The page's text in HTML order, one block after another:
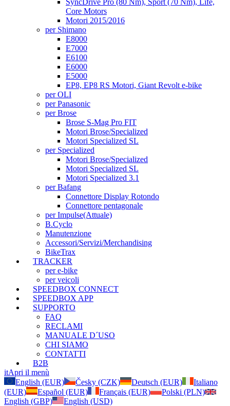
SyncDrive Pro (80 Nm), Sport (70 Nm), Life,
Core Motors
Motori 2015/2016
per Shimano
E8000
E7000
E6100
E6000
E5000
EP8, EP8 RS Motori, Giant Revolt e-bike
per OLI
per Panasonic
per Brose
Brose S-Mag Pro FIT
Motori Brose/Specialized
Motori Specialized SL
per Specialized
Motori Brose/Specialized
Motori Specialized SL
Motori Specialized 3.1
per Bafang
Connettore Display Rotondo
Connettore pentagonale
per Impulse(Attuale)
B.Cyclo
Manutenzione
Accessori/Servizi/Merchandising
BikeTrax
TRACKER
per e-bike
per veicoli
SPEEDBOX CONNECT
SPEEDBOX APP
SUPPORTO
FAQ
RECLAMI
MANUALE D´USO
CHI SIAMO
CONTATTI
B2B
itApri il menù
English (EUR)
Česky (CZK) Deutsch (EUR)
Italiano
(EUR)
Español (EUR) Français (EUR)
Polski (PLN)
English (GBP)
English (USD)